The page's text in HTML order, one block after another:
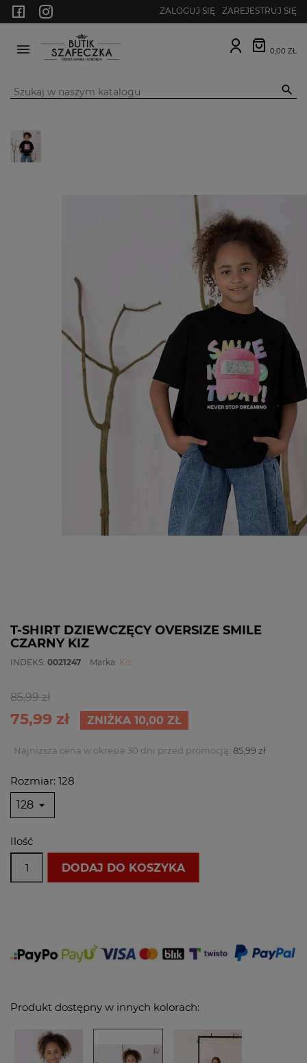
ZALOGUJ SIĘ ZAREJESTRUJ SIĘ

0,00 ZŁ
MENU
T-SHIRT DZIEWCZĘCY OVERSIZE SMILE
CZARNY KIZ
INDEKS: 0021247 Marka: Kiz
85,99 zł
75,99 zł ZNIŻKA 10,00 ZŁ
Najniższa cena w okresie 30 dni przed promocją: 85,99 zł
Rozmiar: 128
Ilość
DODAJ DO KOSZYKA
Produkt dostępny w innych kolorach: